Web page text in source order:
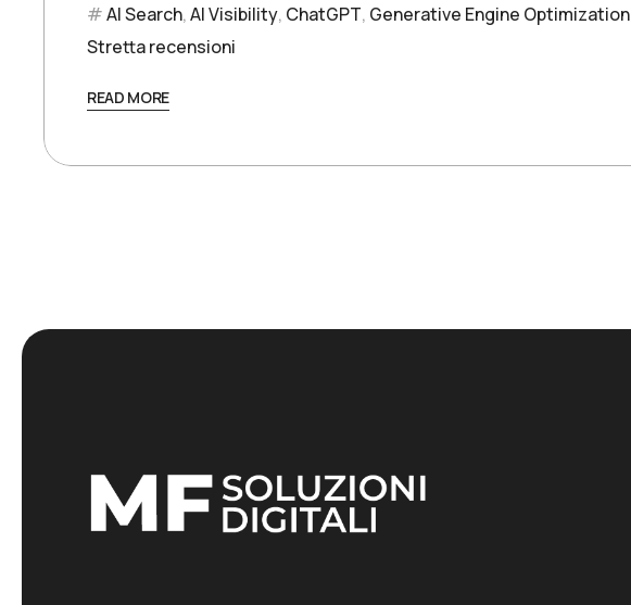
AI Search,AI Visibility, ChatGPT, Generative Engine Optimization
Stretta recensioni
READ MORE